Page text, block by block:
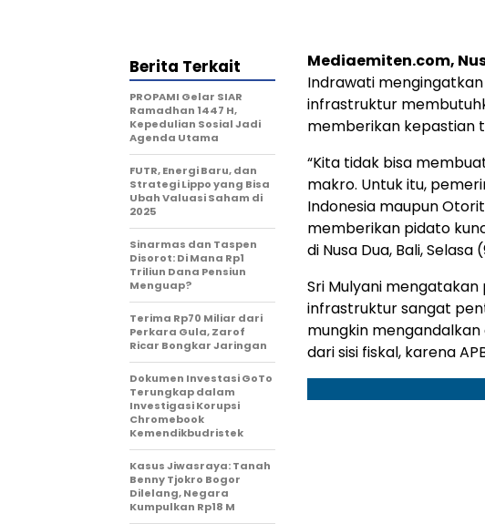
Mediaemiten.com,
Indrawati
infrastruktur
memberikan kepastian
“Kita tidak bisa
makro. Untuk itu,
Indonesia maupun
memberikan pidato
di Nusa Dua, Bali, Selasa
Sri Mulyani
infrastruktur sangat
mungkin
dari sisi fiskal, karena
Berita Terkait
PROPAMI Gelar SIAR
Ramadhan 1447 H,
Kepedulian Sosial Jadi
Agenda Utama
FUTR, Energi Baru, dan
Strategi Lippo yang Bisa
Ubah Valuasi Saham di
2025
Sinarmas dan Taspen
Disorot: Di Mana Rp1
Triliun Dana Pensiun
Menguap?
Terima Rp70 Miliar dari
Perkara Gula, Zarof
Ricar Bongkar Jaringan
Dokumen Investasi GoTo
Terungkap dalam
Investigasi Korupsi
Chromebook
Kemendikbudristek
Kasus Jiwasraya: Tanah
Benny Tjokro Bogor
Dilelang, Negara
Kumpulkan Rp18 M